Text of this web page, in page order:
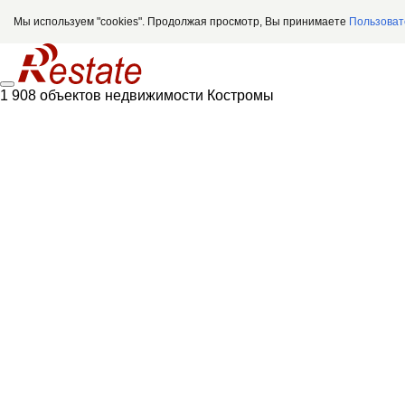
Мы используем "cookies". Продолжая просмотр, Вы принимаете
1 908 объектов недвижимости Костромы